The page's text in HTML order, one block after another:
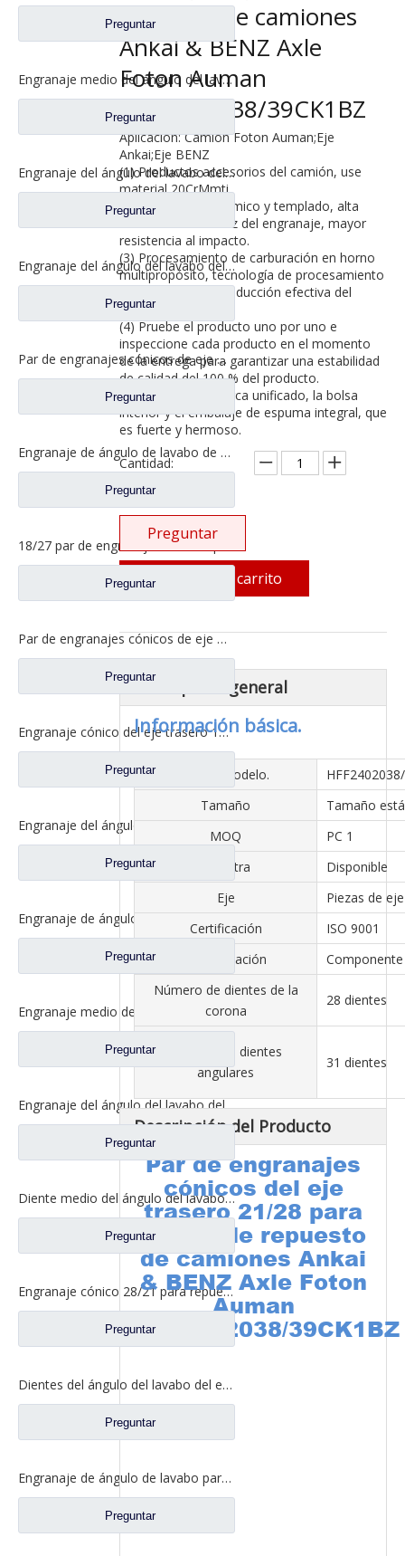
Preguntar
Engranaje medio del ángulo del lavabo del puente para los recambios 5801845742 del camión de SAIC Hongyan
Preguntar
Engranaje del ángulo del lavabo del puente medio para los recambios 81.35199.6535 de Shamcan DelongTruck
Preguntar
Engranaje del ángulo del lavabo del puente trasero para los repuestos 81.35199.6554 de Shamcan DelongTruck
Preguntar
Par de engranajes cónicos de eje medio 28/21 para piezas de repuesto de camión A0E Axle FAW Jiefang 2502036/037-A0E
Preguntar
Engranaje de ángulo de lavabo de puente medio para Shamcan DelongTruck repuestos 81.35199.6587
Preguntar
Preguntar
Par de engranajes cónicos de eje medio 15/29 para Ankai & Benz Axle Foton Auman North Benz Beiben Truck repuestos A3463535310
Preguntar
Engranaje cónico del eje trasero 15/29 para Ankai & Benz Axle Foton Auman North Benz Beiben Truck repuestos 24.02.101
Preguntar
Engranaje del ángulo del lavabo del eje trasero para los recambios 81.35199.6532 de Shamcan AulongTruck
Preguntar
Engranaje de ángulo de lavabo de puente medio para Shamcan AulongTruck repuestos DZ9112320689
Preguntar
Engranaje medio del ángulo del lavabo del puente para los recambios WG7121320252 del camión de Sinotruk Steyr
Preguntar
Engranaje del ángulo del lavabo del eje trasero para los recambios del camión de Sinotruk Steyr 199012320177
Preguntar
Diente medio del ángulo del lavabo del puente para los recambios AZ9981320154 del camión de Sinotruk Howo AC16
Preguntar
Engranaje cónico 28/21 para repuestos de camiones North Benz Beiben A3463502939
Preguntar
Dientes del ángulo del lavabo del eje trasero para los recambios AZ9981320157 del camión de Sinotruk Howo AC16
Preguntar
Engranaje de ángulo de lavabo para repuestos de camiones Sinotruk Steyr AZ9231320913
Preguntar
repuesto de camiones
Ankai & BENZ Axle
Foton Auman
HFF2402038/39CK1BZ
Aplicación: Camión Foton Auman;Eje
Ankai;Eje BENZ
(1) Productos accesorios del camión, use
material 20CrMmti.
(2) Tratamiento térmico y templado, alta
resistencia de la raíz del engranaje, mayor
resistencia al impacto.
(3) Procesamiento de carburación en horno
multipropósito, tecnología de procesamiento
de molienda fina, reducción efectiva del
ruido.
(4) Pruebe el producto uno por uno e
inspeccione cada producto en el momento
de la entrega para garantizar una estabilidad
de calidad del 100 % del producto.
(5) El cartón de marca unificado, la bolsa
interior y el embalaje de espuma integral, que
es fuerte y hermoso.
Cantidad:
Preguntar
Añadir al carrito
descripción general
Información básica.
N º de Modelo.
Tamaño
Tamaño
MOQ
PC 1
Muestra
Disponible
Eje
Piezas de
Certificación
ISO 9001
Especificación
Número de dientes de la
corona
28 dientes
Número de dientes
angulares
31 dientes
Descripción del Producto
Par de engranajes
cónicos del eje
trasero 21/28 para
piezas de repuesto
de camiones Ankai
& BENZ Axle Foton
Auman
HFF2402038/39CK1BZ